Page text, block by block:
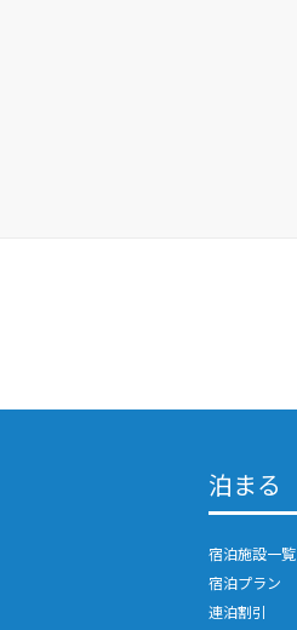
泊まる
宿泊施設一覧
宿泊プラン
連泊割引